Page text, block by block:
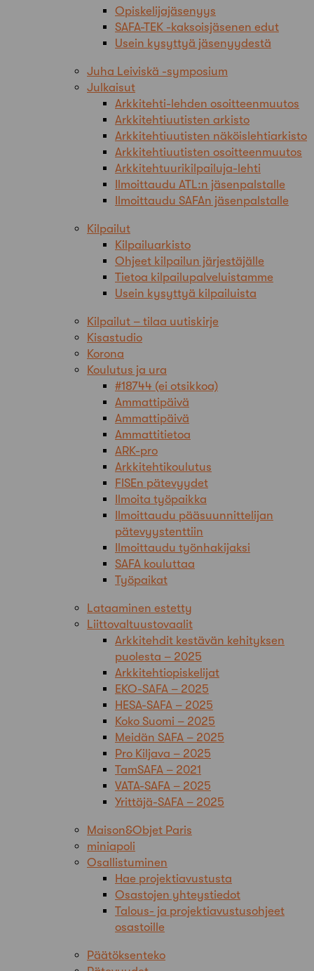
Opiskelijajäsenyys
SAFA-TEK -kaksoisjäsenen edut
Usein kysyttyä jäsenyydestä
Juha Leiviskä -symposium
Julkaisut
Arkkitehti-lehden osoitteenmuutos
Arkkitehtiuutisten arkisto
Arkkitehtiuutisten näköislehtiarkisto
Arkkitehtiuutisten osoitteenmuutos
Arkkitehtuurikilpailuja-lehti
Ilmoittaudu ATL:n jäsenpalstalle
Ilmoittaudu SAFAn jäsenpalstalle
Kilpailut
Kilpailuarkisto
Ohjeet kilpailun järjestäjälle
Tietoa kilpailupalveluistamme
Usein kysyttyä kilpailuista
Kilpailut – tilaa uutiskirje
Kisastudio
Korona
Koulutus ja ura
#18744 (ei otsikkoa)
Ammattipäivä
Ammattipäivä
Ammattitietoa
ARK-pro
Arkkitehtikoulutus
FISEn pätevyydet
Ilmoita työpaikka
Ilmoittaudu pääsuunnittelijan
pätevyystenttiin
Ilmoittaudu työnhakijaksi
SAFA kouluttaa
Työpaikat
Lataaminen estetty
Liittovaltuustovaalit
Arkkitehdit kestävän kehityksen
puolesta – 2025
Arkkitehtiopiskelijat
EKO-SAFA – 2025
HESA-SAFA – 2025
Koko Suomi – 2025
Meidän SAFA – 2025
Pro Kiljava – 2025
TamSAFA – 2021
VATA-SAFA – 2025
Yrittäjä-SAFA – 2025
Maison&Objet Paris
miniapoli
Osallistuminen
Hae projektiavustusta
Osastojen yhteystiedot
Talous- ja projektiavustusohjeet
osastoille
Päätöksenteko